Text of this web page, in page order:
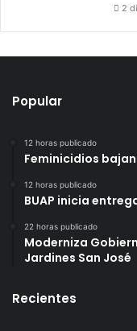
2
Popular
12 horas publicado
Feminicidios bajan
12 horas publicado
BUAP inicia
22 horas publicado
Moderniza
Jardines San José
Recientes